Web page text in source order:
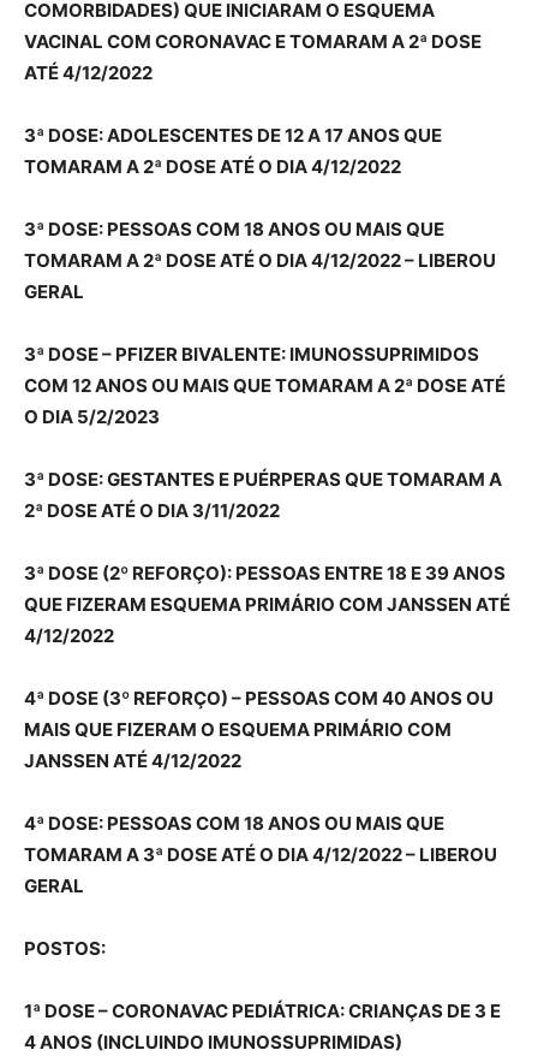
COMORBIDADES) QUE INICIARAM O ESQUEMA
VACINAL COM CORONAVAC E TOMARAM A 2ª DOSE
ATÉ 4/12/2022
3ª DOSE: ADOLESCENTES DE 12 A 17 ANOS QUE
TOMARAM A 2ª DOSE ATÉ O DIA 4/12/2022
3ª DOSE: PESSOAS COM 18 ANOS OU MAIS QUE
TOMARAM A 2ª DOSE ATÉ O DIA 4/12/2022 – LIBEROU
GERAL
3ª DOSE – PFIZER BIVALENTE: IMUNOSSUPRIMIDOS
COM 12 ANOS OU MAIS QUE TOMARAM A 2ª DOSE ATÉ
O DIA 5/2/2023
3ª DOSE: GESTANTES E PUÉRPERAS QUE TOMARAM A
2ª DOSE ATÉ O DIA 3/11/2022
3ª DOSE (2º REFORÇO): PESSOAS ENTRE 18 E 39 ANOS
QUE FIZERAM ESQUEMA PRIMÁRIO COM JANSSEN ATÉ
4/12/2022
4ª DOSE (3º REFORÇO) – PESSOAS COM 40 ANOS OU
MAIS QUE FIZERAM O ESQUEMA PRIMÁRIO COM
JANSSEN ATÉ 4/12/2022
4ª DOSE: PESSOAS COM 18 ANOS OU MAIS QUE
TOMARAM A 3ª DOSE ATÉ O DIA 4/12/2022 – LIBEROU
GERAL
POSTOS:
1ª DOSE – CORONAVAC PEDIÁTRICA: CRIANÇAS DE 3 E
4 ANOS (INCLUINDO IMUNOSSUPRIMIDAS)